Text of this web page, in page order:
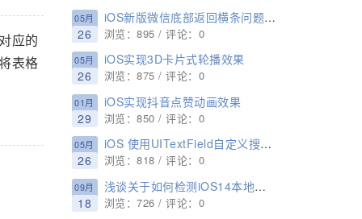
应的
表格
05月
26
iOS新版微信底部返回横条问题的解决
浏览：895 / 评论：0
05月
26
iOS实现3D卡片式轮播效果
浏览：875 / 评论：0
01月
29
iOS实现抖音点赞动画效果
浏览：850 / 评论：0
05月
26
iOS 使用UITextField自定义搜索框 实现用户输入完之后“实时搜索”功能
浏览：818 / 评论：0
09月
18
浅谈关于如何检测iOS14本地网络权限的一些思路
浏览：726 / 评论：0